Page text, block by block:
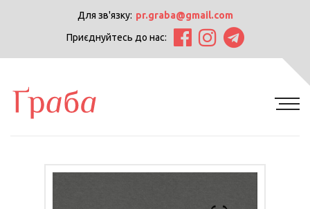
Для зв'язку: pr.graba@gmail.com
Приєднуйтесь до нас: